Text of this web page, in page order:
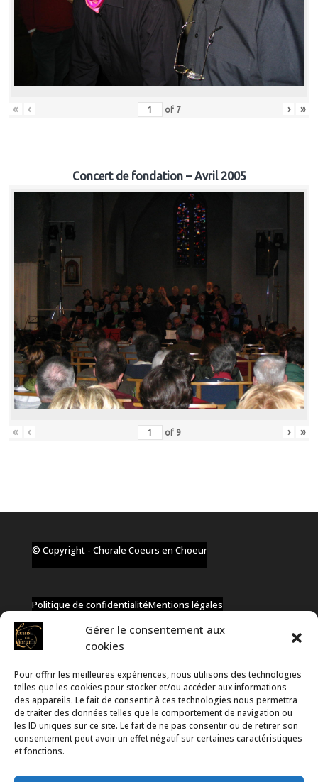
Gérer le consentement aux
cookies
Pour offrir les meilleures expériences, nous utilisons des technologies
telles que les cookies pour stocker et/ou accéder aux informations
des appareils. Le fait de consentir à ces technologies nous permettra
de traiter des données telles que le comportement de navigation ou
les ID uniques sur ce site. Le fait de ne pas consentir ou de retirer son
consentement peut avoir un effet négatif sur certaines caractéristiques
et fonctions.
« ‹ of 7 › »
Concert de fondation – Avril 2005
« ‹ of 9 › »
© Copyright - Chorale Coeurs en Choeur
Politique de confidentialitéMentions légales
✆ +32 477 91 58 46
✉ infos@coeurs-en-choeur.be
Toute proposition de partenariat en développement sera